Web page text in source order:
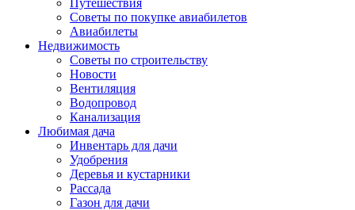
Путешествия
Советы по покупке авиабилетов
Авиабилеты
Недвижимость
Советы по строительству
Новости
Вентиляция
Водопровод
Канализация
Любимая дача
Инвентарь для дачи
Удобрения
Деревья и кустарники
Рассада
Газон для дачи